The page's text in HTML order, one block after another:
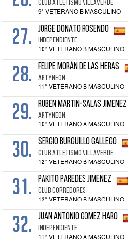
CLUB ATLETISMO VILLAVERDE
9° VETERANO B MASCULINO
27. JORGE DONATO ROSENDO
INDEPENDIENTE
10° VETERANO B MASCULINO
28. FELIPE MORÁN DE LAS HERAS
ARTYNEON
11° VETERANO B MASCULINO
29. RUBEN MARTIN-SALAS JIMENEZ
ARTYNEON
10° VETERANO A MASCULINO
30. SERGIO BURGUILLO GALLEGO
CLUB ATLETISMO VILLAVERDE
12° VETERANO B MASCULINO
31. PAKITO PAREDES JIMENEZ
CLUB CORREDORES
13° VETERANO B MASCULINO
32. Juan Antonio GOMEZ HARO
INDEPENDIENTE
11° VETERANO A MASCULINO